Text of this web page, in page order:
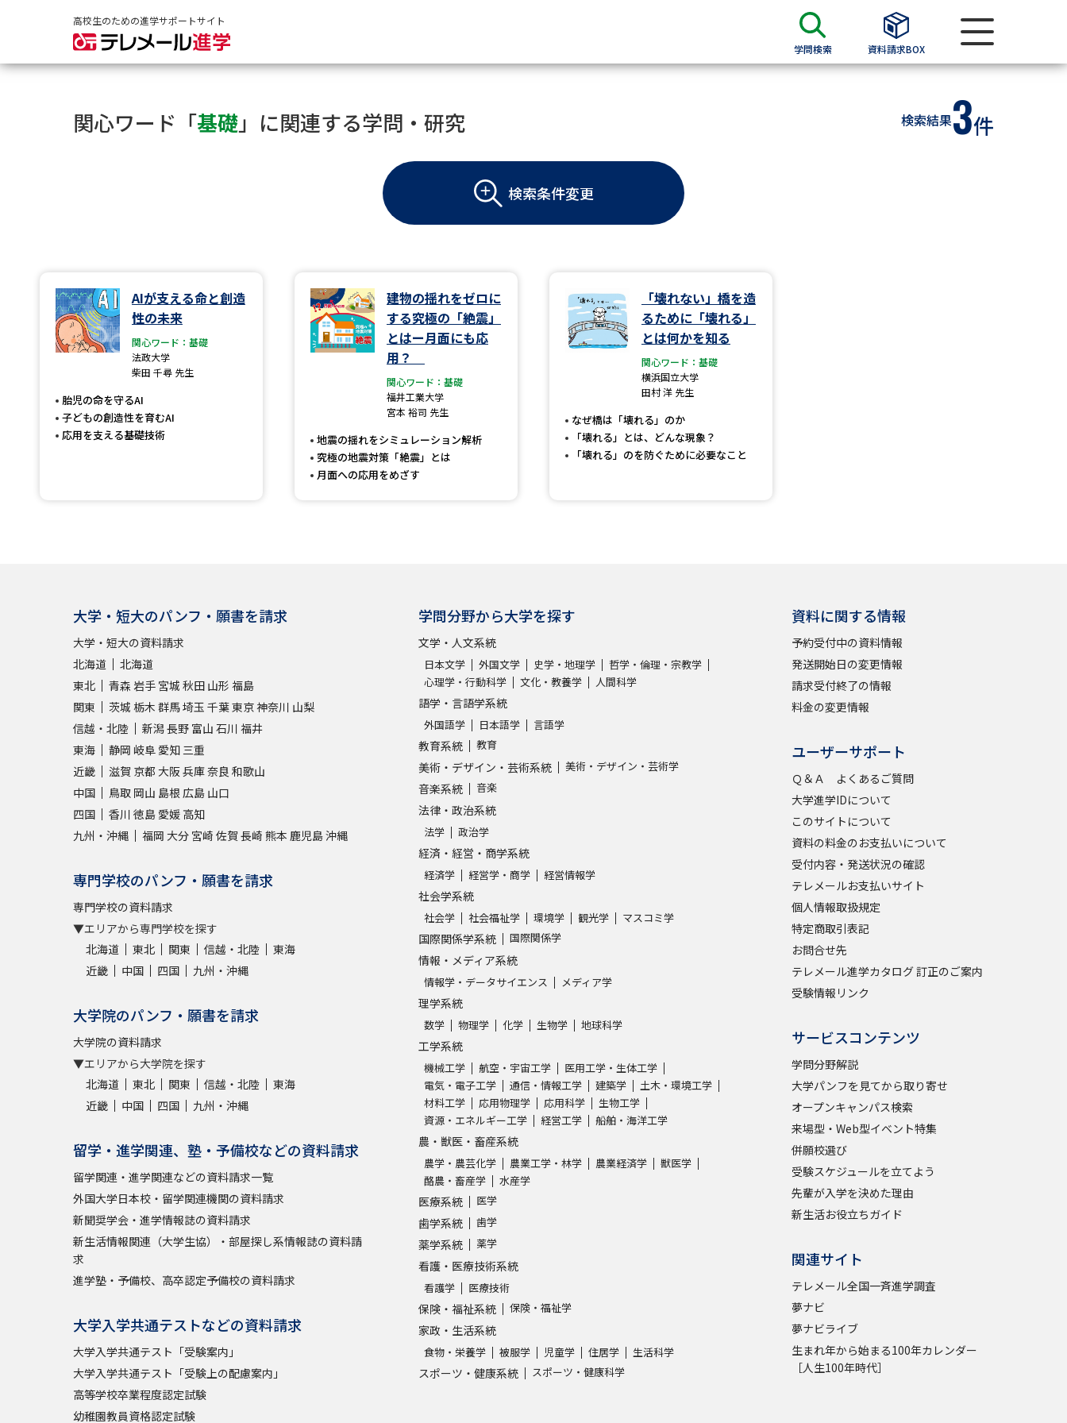
高校生のための進学サポートサイト
学問検索 資料請求BOX
大学・短大の資料種類から請求
大学パンフ
学部・学科パンフ
総合型選抜・学校推薦型選抜 募集要項＆願書
大学・短大以外の資料から請求
専門学校の資料請求 大学院の資料請求
留学・進学関連、塾・予備校
大学入学共通テスト「受験案内」の請求
大学入学共通テスト「受験上の配慮案内」の請求
幼稚園教員資格認定試験
小学校教員資格認定試験
高等学校（情報）教員資格認定試験
新増設大学・学部・学科特集
国際・グローバルに強い大学特集
データサイエンス特集
デジタルパンフレット
進路の３択
新学年スタート号特集ページ（高3生用）
新学年スタート号特集ページ（高2生用）
SELFBRAND特集ページ
オープンキャンパスなどを調べる
オープンキャンパス検索
受験準備 資料検索
志望校・出願校を調べる
テレメール全国一斉進学調査
学問発見 学問検索
大学で学びたい学問発見
学問のミニ講義「夢ナビ講義」 学問の教科書 夢ナビライブ
ユーザーサポート
Ｑ＆Ａ よくあるご質問
このサイトについて
資料の料金のお支払いについて 受付内容・発送状況の確認 テレメール お支払いサイト
個人情報取扱規定
特定商取引表記
関心ワード「基礎」に関連する学問・研究 検索結果3件
検索条件変更
AIが支える命と創造
性の未来
関心ワード：基礎
法政大学
柴田 千尋 先生
胎児の命を守るAI
子どもの創造性を育むAI
応用を支える基礎技術
建物の揺れをゼロに
する究極の「絶震」
とはー月面にも応
用？
関心ワード：基礎
福井工業大学
宮本 裕司 先生
地震の揺れをシミュレーション解析
究極の地震対策「絶震」とは
月面への応用をめざす
「壊れない」橋を造
るために「壊れる」
とは何かを知る
関心ワード：基礎
横浜国立大学
田村 洋 先生
なぜ橋は「壊れる」のか
「壊れる」とは、どんな現象？
「壊れる」のを防ぐために必要なこと
大学・短大のパンフ・願書を請求
大学・短大の資料請求
北海道
北海道
東北
青森 岩手 宮城 秋田 山形 福島
関東
茨城 栃木 群馬埼玉 千葉東京神奈川 山梨
信越・北陸
新潟長野 富山 石川 福井
東海
静岡 岐阜 愛知 三重
近畿
滋賀 京都 大阪兵庫奈良 和歌山
中国
鳥取 岡山 島根 広島 山口
四国
香川 徳島 愛媛 高知
九州・沖縄
福岡 大分 宮崎 佐賀 長崎 熊本 鹿児島沖縄
専門学校のパンフ・願書を請求
専門学校の資料請求
▼エリアから専門学校を探す
北海道
東北 関東 信越・北陸
東海
近畿
中国 四国 九州・沖縄
大学院のパンフ・願書を請求
大学院の資料請求
▼エリアから大学院を探す
北海道
東北 関東 信越・北陸
東海
近畿
中国 四国 九州・沖縄
留学・進学関連、塾・予備校などの資料請求
留学関連・進学関連などの資料請求一覧
外国大学日本校・留学関連機関の資料請求
新聞奨学会・進学情報誌の資料請求
新生活情報関連（大学生協）・部屋探し系情報誌の資料請
求
進学塾・予備校、高卒認定予備校の資料請求
大学入学共通テストなどの資料請求
大学入学共通テスト「受験案内」
大学入学共通テスト「受験上の配慮案内」
高等学校卒業程度認定試験
幼稚園教員資格認定試験
学問分野から大学を探す
文学・人文系統
日本文学 外国文学 史学・地理学
哲学・倫理・宗教学
心理学・行動科学
文化・教養学 人間科学
語学・言語学系統
外国語学 日本語学 言語学
教育系統 教育
美術・デザイン・芸術系統 美術・デザイン・芸術学
音楽系統 音楽
法律・政治系統
法学 政治学
経済・経営・商学系統
経済学 経営学・商学 経営情報学
社会学系統
社会学 社会福祉学 環境学 観光学 マスコミ学
国際関係学系統 国際関係学
情報・メディア系統
情報学・データサイエンス メディア学
理学系統
数学 物理学 化学 生物学 地球科学
工学系統
機械工学 航空・宇宙工学
医用工学・生体工学
電気・電子工学
通信・情報工学 建築学
土木・環境工学
材料工学
応用物理学 応用科学
生物工学
資源・エネルギー工学
経営工学 船舶・海洋工学
農・獣医・畜産系統
農学・農芸化学 農業工学・林学 農業経済学
獣医学
酪農・畜産学
水産学
医療系統 医学
歯学系統 歯学
薬学系統 薬学
看護・医療技術系統
看護学 医療技術
保険・福祉系統 保険・福祉学
家政・生活系統
食物・栄養学 被服学 児童学 住居学 生活科学
スポーツ・健康系統 スポーツ・健康科学
資料に関する情報
予約受付中の資料情報
発送開始日の変更情報
請求受付終了の情報
料金の変更情報
ユーザーサポート
Ｑ＆Ａ よくあるご質問
大学進学IDについて
このサイトについて
資料の料金のお支払いについて
受付内容・発送状況の確認
テレメールお支払いサイト
個人情報取扱規定
特定商取引表記
お問合せ先
テレメール進学カタログ 訂正のご案内
受験情報リンク
サービスコンテンツ
学問分野解説
大学パンフを見てから取り寄せ
オープンキャンパス検索
来場型・Web型イベント特集
併願校選び
受験スケジュールを立てよう
先輩が入学を決めた理由
新生活お役立ちガイド
関連サイト
テレメール全国一斉進学調査
夢ナビ
夢ナビライブ
生まれ年から始まる100年カレンダー
［人生100年時代］